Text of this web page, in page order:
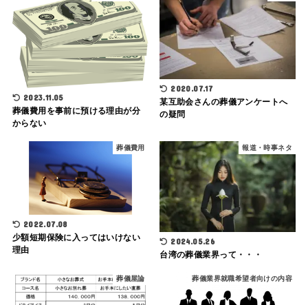
2023.11.05
葬儀費用を事前に預ける理由が分
からない
2020.07.17
某互助会さんの葬儀アンケートへ
の疑問
葬儀費用
2022.07.08
少額短期保険に入ってはいけない
理由
報道・時事ネタ
2024.05.26
台湾の葬儀業界って・・・
葬儀屋論 葬儀業界就職希望者向けの内容